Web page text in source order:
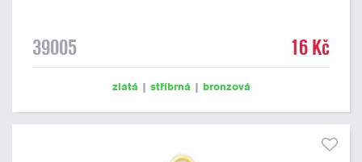
39005 16 Kč
zlatá | stříbrná | bronzová